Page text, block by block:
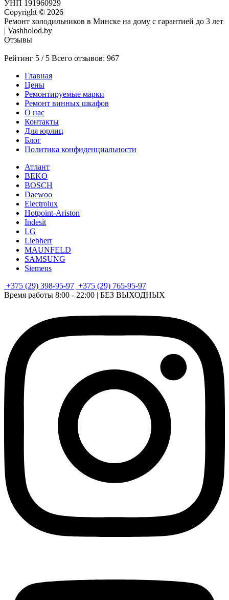
УНП 191960929
Copyright © 2026
Ремонт холодильников в Минске на дому с гарантией до 3 лет
| Vashholod.by
Отзывы
Рейтинг 5 / 5 Всего отзывов: 967
Главная
Цены
Ремонтируемые марки
Ремонт винных шкафов
О нас
Контакты
Для юрлиц
Блог
Политика конфиденциальности
Атлант
BEKO
BOSCH
Daewoo
Electrolux
Hotpoint-Ariston
Indesit
LG
Liebherr
MAUNFELD
SAMSUNG
Siemens
+375 (29) 398-95-97 +375 (29) 765-95-97
Время работы 8:00 - 22:00 | БЕЗ ВЫХОДНЫХ